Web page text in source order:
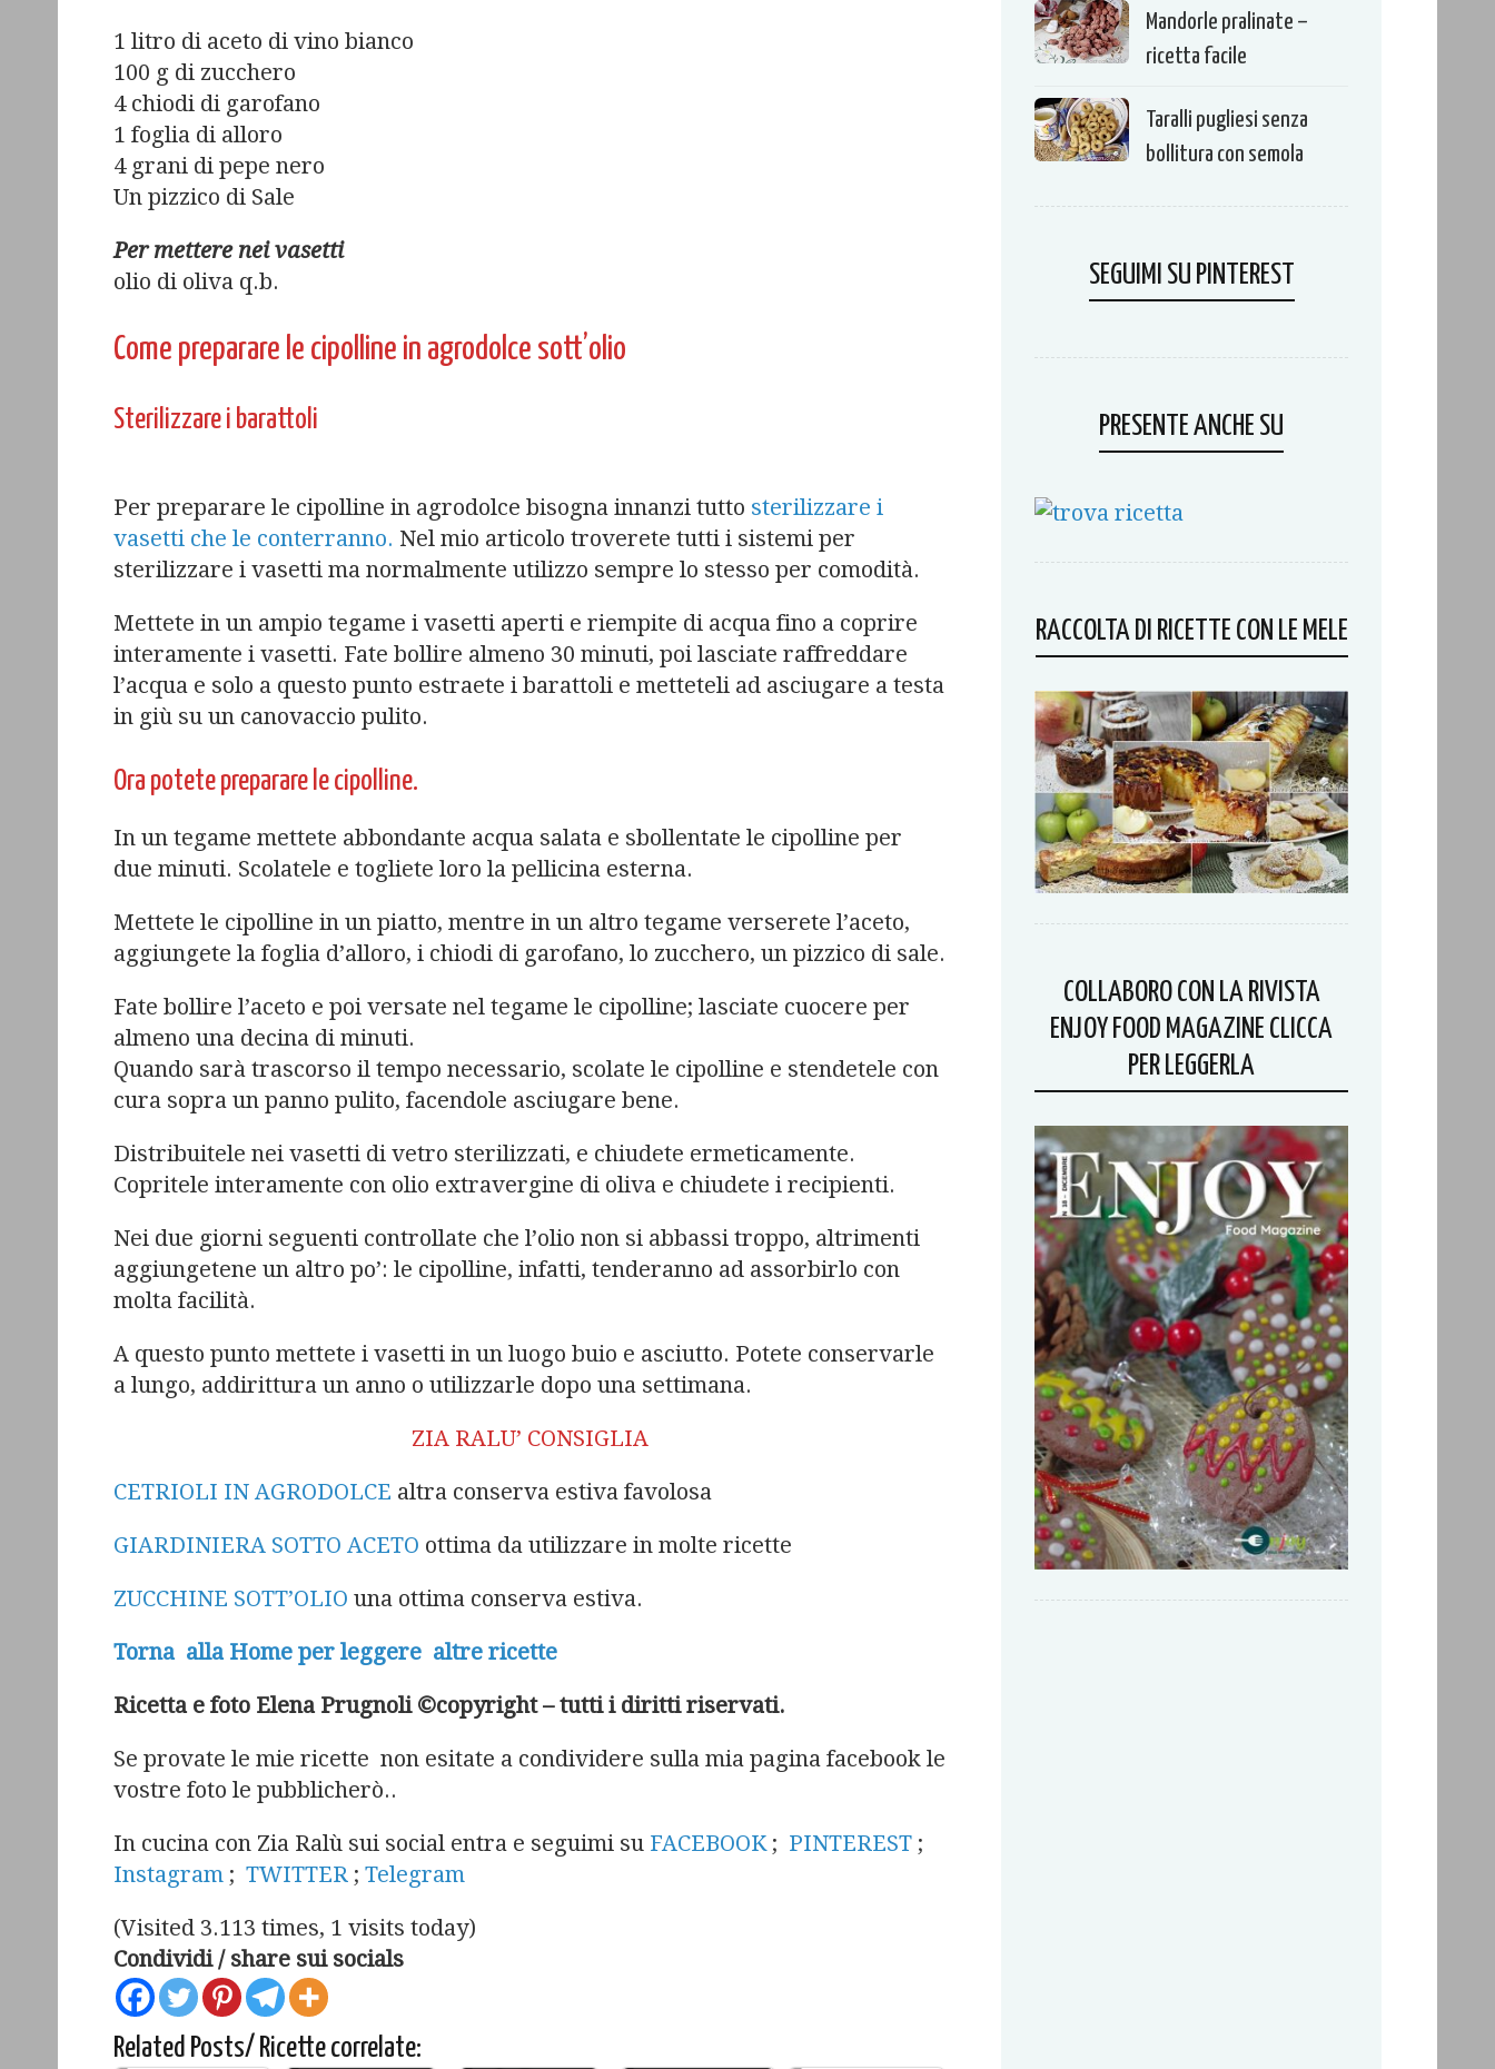
1 litro di aceto di vino bianco
100 g di zucchero
4 chiodi di garofano
1 foglia di alloro
4 grani di pepe nero
Un pizzico di Sale
Per mettere nei vasetti
olio di oliva q.b.
Come preparare le cipolline in agrodolce sott’olio
Sterilizzare i barattoli
Per preparare le cipolline in agrodolce bisogna innanzi tutto sterilizzare i
vasetti che le conterranno. Nel mio articolo troverete tutti i sistemi per
sterilizzare i vasetti ma normalmente utilizzo sempre lo stesso per comodità.
Mettete in un ampio tegame i vasetti aperti e riempite di acqua fino a coprire
interamente i vasetti. Fate bollire almeno 30 minuti, poi lasciate raffreddare
l’acqua e solo a questo punto estraete i barattoli e metteteli ad asciugare a testa
in giù su un canovaccio pulito.
Ora potete preparare le cipolline.
In un tegame mettete abbondante acqua salata e sbollentate le cipolline per
due minuti. Scolatele e togliete loro la pellicina esterna.
Mettete le cipolline in un piatto, mentre in un altro tegame verserete l’aceto,
aggiungete la foglia d’alloro, i chiodi di garofano, lo zucchero, un pizzico di sale.
Fate bollire l’aceto e poi versate nel tegame le cipolline; lasciate cuocere per
almeno una decina di minuti.
Quando sarà trascorso il tempo necessario, scolate le cipolline e stendetele con
cura sopra un panno pulito, facendole asciugare bene.
Distribuitele nei vasetti di vetro sterilizzati, e chiudete ermeticamente.
Copritele interamente con olio extravergine di oliva e chiudete i recipienti.
Nei due giorni seguenti controllate che l’olio non si abbassi troppo, altrimenti
aggiungetene un altro po’: le cipolline, infatti, tenderanno ad assorbirlo con
molta facilità.
A questo punto mettete i vasetti in un luogo buio e asciutto. Potete conservarle
a lungo, addirittura un anno o utilizzarle dopo una settimana.
ZIA RALU’ CONSIGLIA
CETRIOLI IN AGRODOLCE altra conserva estiva favolosa
GIARDINIERA SOTTO ACETO ottima da utilizzare in molte ricette
ZUCCHINE SOTT’OLIO una ottima conserva estiva.
Torna alla Home per leggere altre ricette
Ricetta e foto Elena Prugnoli ©copyright – tutti i diritti riservati.
Se provate le mie ricette non esitate a condividere sulla mia pagina facebook le
vostre foto le pubblicherò..
In cucina con Zia Ralù sui social entra e seguimi su FACEBOOK ; PINTEREST ;
Instagram ; TWITTER ; Telegram
(Visited 3.113 times, 1 visits today)
Condividi / share sui socials
Related Posts/ Ricette correlate:
Pasta fredda a
Mandorle pralinate –
ricetta facile
Taralli pugliesi senza
bollitura con semola
SEGUIMI SU PINTEREST
PRESENTE ANCHE SU
RACCOLTA DI RICETTE CON LE MELE
COLLABORO CON LA RIVISTA
ENJOY FOOD MAGAZINE CLICCA
PER LEGGERLA